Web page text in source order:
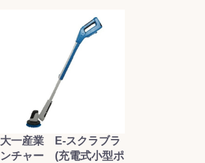
大一産業 E-スクラブラ
ンチャー (充電式小型ポ